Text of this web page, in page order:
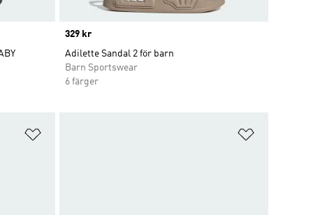
Price
329 kr
Adilette Sandal 2 för barn
Barn Sportswear
6 färger